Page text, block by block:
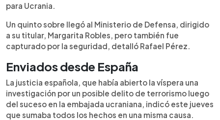
para Ucrania.
Un quinto sobre llegó al Ministerio de Defensa, dirigido
a su titular, Margarita Robles, pero también fue
capturado por la seguridad, detalló Rafael Pérez.
Enviados desde España
La justicia española, que había abierto la víspera una
investigación por un posible delito de terrorismo luego
del suceso en la embajada ucraniana, indicó este jueves
que sumaba todos los hechos en una misma causa.